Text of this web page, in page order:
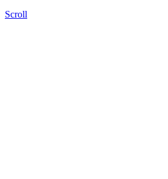
Scroll